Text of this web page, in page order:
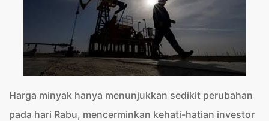
Harga minyak hanya menunjukkan sedikit perubahan
pada hari Rabu, mencerminkan kehati-hatian investor